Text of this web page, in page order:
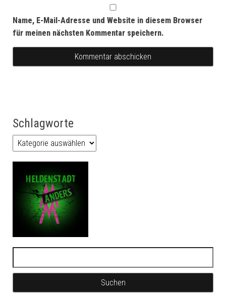
Name, E-Mail-Adresse und Website in diesem Browser
für meinen nächsten Kommentar speichern.
Schlagworte